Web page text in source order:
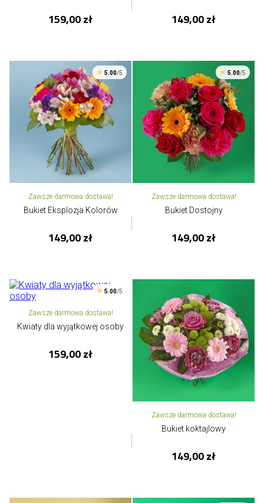
159,00 zł 149,00 zł
5.00/5
Zawsze darmowa dostawa!
Bukiet Eksplozja Kolorów
149,00 zł
5.00/5
Zawsze darmowa dostawa!
Bukiet Dostojny
149,00 zł
5.00/5
Zawsze darmowa dostawa!
Kwiaty dla wyjątkowej osoby
159,00 zł
Zawsze darmowa dostawa!
Bukiet koktajlowy
149,00 zł